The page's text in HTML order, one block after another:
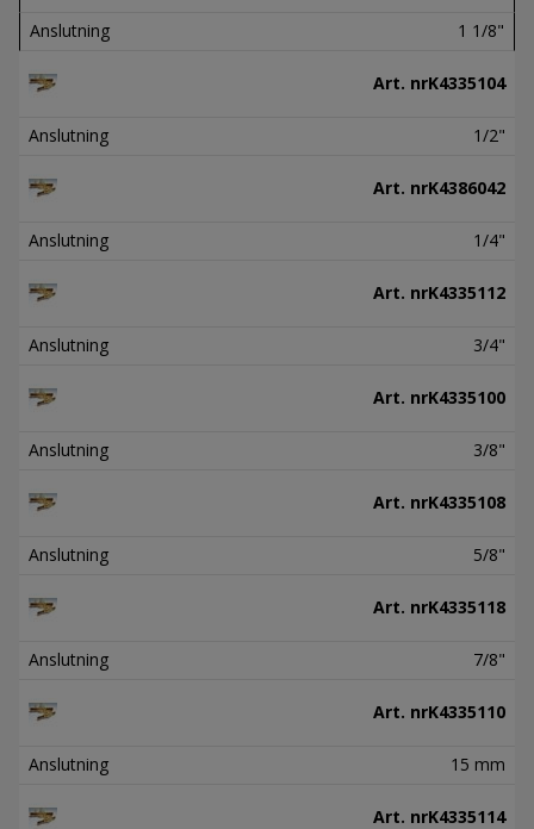
Anslutning 1 1/8"
Art. nrK4335104
Anslutning 1/2"
Art. nrK4386042
Anslutning 1/4"
Art. nrK4335112
Anslutning 3/4"
Art. nrK4335100
Anslutning 3/8"
Art. nrK4335108
Anslutning 5/8"
Art. nrK4335118
Anslutning 7/8"
Art. nrK4335110
Anslutning 15 mm
Art. nrK4335114